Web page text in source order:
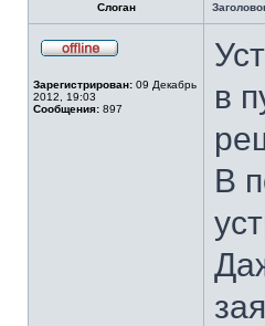
Слоган
сети
Зарегистрирован: 09 Декабрь
2012, 19:03
Сообщения: 897
в
В